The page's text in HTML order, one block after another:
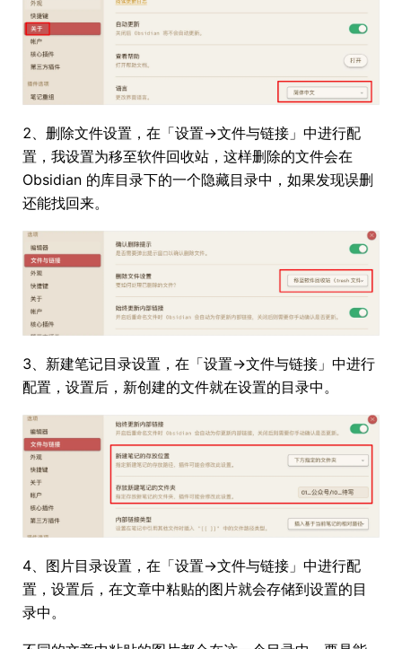
2、删除文件设置，在「设置->文件与链接」中进行配
置，我设置为移至软件回收站，这样删除的文件会在
Obsidian 的库目录下的一个隐藏目录中，如果发现误删
还能找回来。
3、新建笔记目录设置，在「设置->文件与链接」中进行
配置，设置后，新创建的文件就在设置的目录中。
4、图片目录设置，在「设置->文件与链接」中进行配
置，设置后，在文章中粘贴的图片就会存储到设置的目
录中。